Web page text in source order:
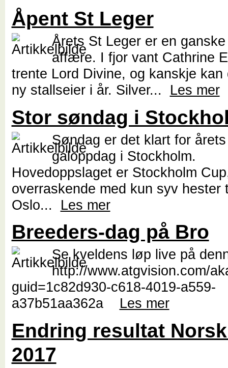
Åpent St Leger
Årets St Leger er en
affære. I fjor vant Cathrine
trente Lord Divine, og kanskje kan
ny stallseier i år. Silver... Les mer
Stor søndag i
Søndag er det klart for
galoppdag i Stockholm.
Hovedoppslaget er Stockholm
overraskende med kun syv hester
Oslo... Les mer
Breeders-dag på Bro
Se kveldens løp live på
http://www.atgvision.com/
guid=1c82d930-c618-4019-a559-
a37b51aa362a Les mer
Endring resultat
2017